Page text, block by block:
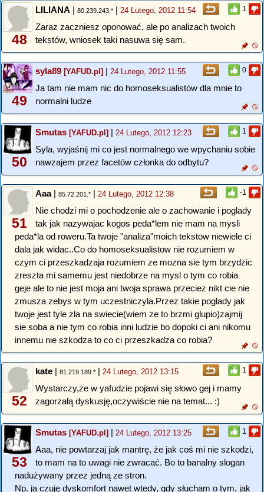
1
48
LILIANA | 80.239.243.* | 24 Lutego, 2012 11:54
Zaraz zaczniesz oponować, ale po analizach twoich
tekstów, wniosek taki nasuwa się sam.
0
49
syla89 [YAFUD.pl] | 24 Lutego, 2012 11:55
Ja tam nie mam nic do homoseksualistów dla mnie to
normalni ludze
1
50
Smutas [YAFUD.pl] | 24 Lutego, 2012 12:23
Syla, wyjaśnij mi co jest normalnego we wpychaniu sobie
nawzajem przez facetów członka do odbytu?
-1
51
Aaa| 85.72.201.* | 24 Lutego, 2012 12:38
Nie chodzi mi o pochodzenie ale o zachowanie i poglady
tak jak nazywajac kogos peda*lem nie mam na mysli
peda*la od roweru.Ta twoje "analiza"moich tekstow niewiele ci
dala jak widac..Co do homoseksualistow nie rozumiem w
czym ci przeszkadzaja rozumiem ze mozna sie tym brzydzic
zreszta mi samemu jest niedobrze na mysl o tym co robia
geje ale to nie jest moja ani twoja sprawa przeciez nikt cie nie
zmusza zebys w tym uczestniczyla.Przez takie poglady jak
twoje jest tyle zla na swiecie(wiem ze to brzmi glupio)zajmij
sie soba a nie tym co robia inni ludzie bo dopoki ci ani nikomu
innemu nie szkodza to co ci przeszkadza co robia?
1
52
kate | 81.219.189.* | 24 Lutego, 2012 13:15
Wystarczy,że w yafudzie pojawi się słowo gej i mamy
zagorzałą dyskusję,oczywiście nie na temat... :)
1
53
Smutas [YAFUD.pl] | 24 Lutego, 2012 13:25
Aaa, nie powtarzaj jak mantrę, że jak coś mi nie szkodzi,
to mam na to uwagi nie zwracać. Bo to banalny slogan
nadużywany przez jedną ze stron.
Np. ja czuję dyskomfort nawet wtedy, gdy słucham o tym, jak